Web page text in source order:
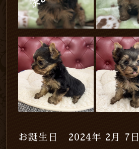
お誕生日 2024年 2月 7日